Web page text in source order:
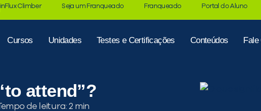
inFlux Climber Seja um Franqueado Franqueado Portal do Aluno
Cursos Unidades Testes e Certificações Conteúdos Fale
attend”?
de leitura: